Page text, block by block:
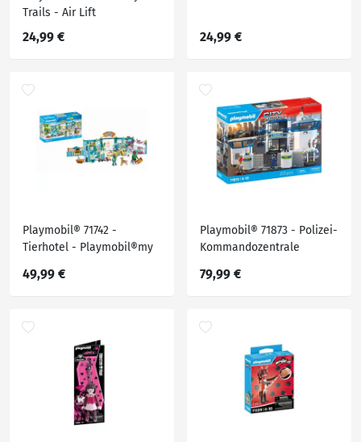
Trails - Air Lift
24,99 € 24,99 €
Playmobil® 71742 -
Tierhotel - Playmobil®my
49,99 €
Playmobil® 71873 - Polizei-
Kommandozentrale
79,99 €